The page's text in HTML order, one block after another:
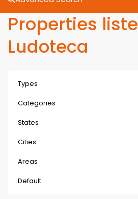
Properties
Ludoteca
Types
Categories
States
Cities
Areas
Default